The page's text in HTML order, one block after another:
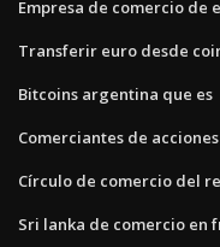
Empresa de comercio de
Transferir euro desde
Bitcoins argentina que es
Comerciantes de
Círculo de comercio del
Sri lanka de comercio en